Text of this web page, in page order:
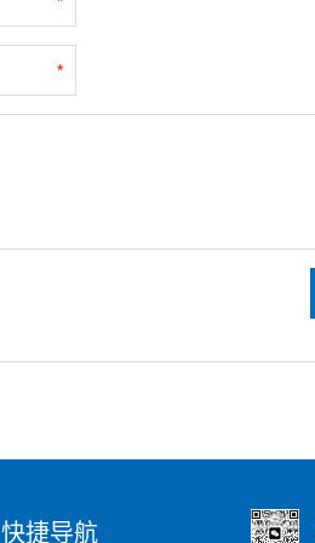
*
快捷导航